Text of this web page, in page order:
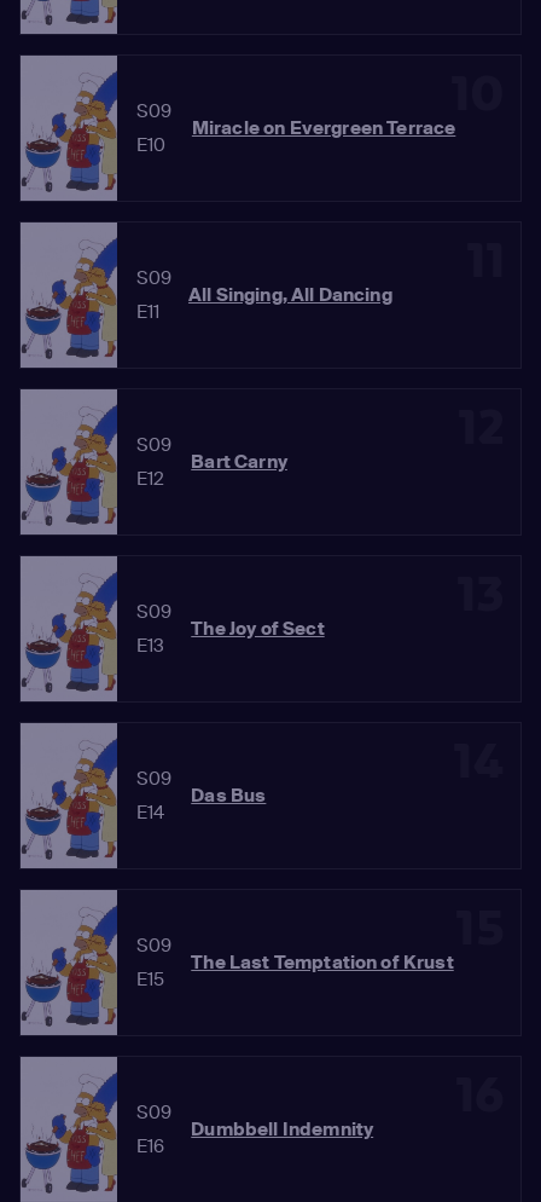
S09
E10
Miracle on Evergreen Terrace
S09
E11
All Singing, All Dancing
S09
E12
Bart Carny
S09
E13
The Joy of Sect
S09
E14
Das Bus
S09
E15
The Last Temptation of Krust
S09
E16
Dumbbell Indemnity